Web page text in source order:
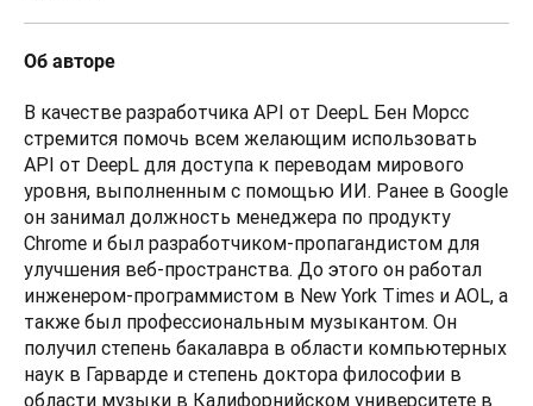
Об авторе
В качестве разработчика API от DeepL Бен Морсс
стремится помочь всем желающим использовать
API от DeepL для доступа к переводам мирового
уровня, выполненным с помощью ИИ. Ранее в Google
он занимал должность менеджера по продукту
Chrome и был разработчиком-пропагандистом для
улучшения веб-пространства. До этого он работал
инженером-программистом в New York Times и AOL, а
также был профессиональным музыкантом. Он
получил степень бакалавра в области компьютерных
наук в Гарварде и степень доктора философии в
области музыки в Калифорнийском университете в